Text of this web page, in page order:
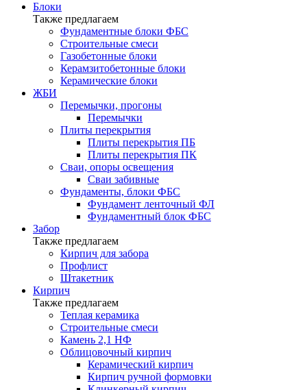
Блоки
Также предлагаем
Фундаментные блоки ФБС
Строительные смеси
Газобетонные блоки
Керамзитобетонные блоки
Керамические блоки
ЖБИ
Перемычки, прогоны
Перемычки
Плиты перекрытия
Плиты перекрытия ПБ
Плиты перекрытия ПК
Сваи, опоры освещения
Сваи забивные
Фундаменты, блоки ФБС
Фундамент ленточный ФЛ
Фундаментный блок ФБС
Забор
Также предлагаем
Кирпич для забора
Профлист
Штакетник
Кирпич
Также предлагаем
Теплая керамика
Строительные смеси
Камень 2,1 НФ
Облицовочный кирпич
Керамический кирпич
Кирпич ручной формовки